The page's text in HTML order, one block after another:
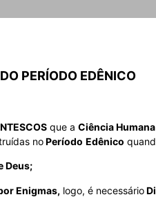
PERÍODO EDÊNICO
que a Ciência Humana
noPeríodo Edênico
Deus;
Enigmas, logo, é necessário